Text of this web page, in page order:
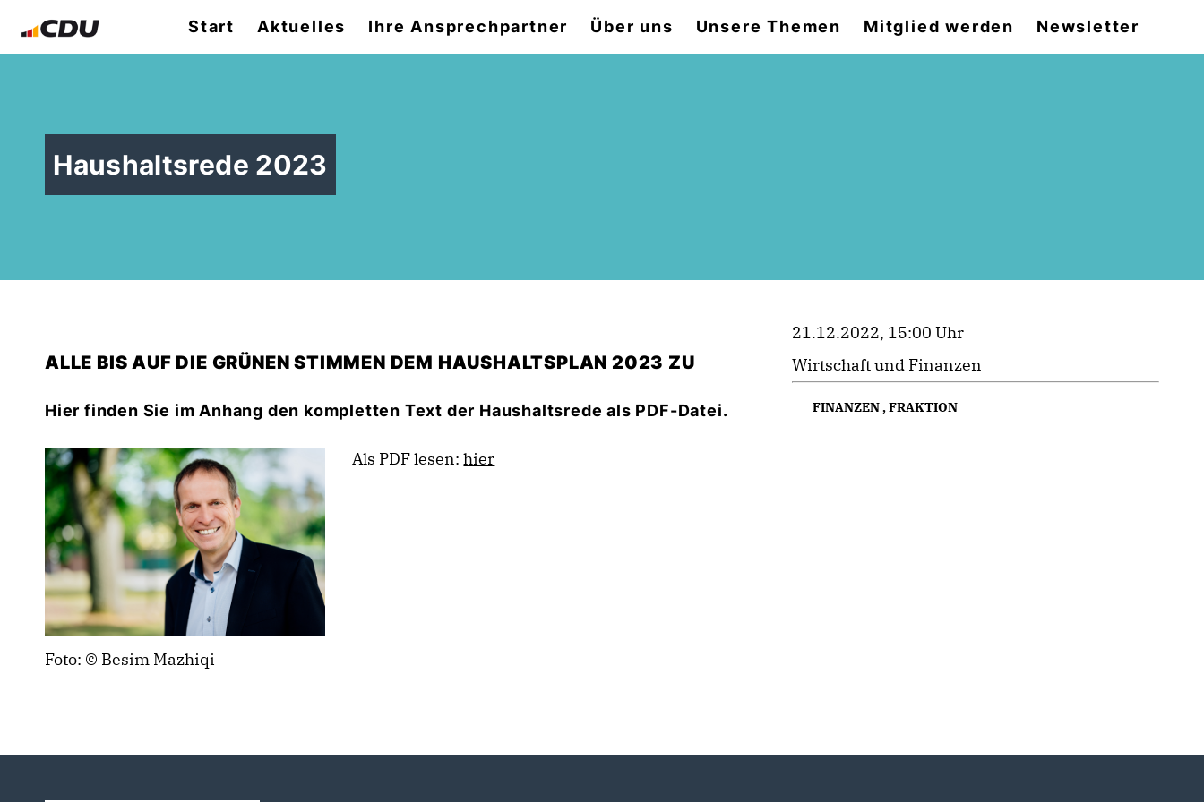
Start Aktuelles Ihre Ansprechpartner Über uns Unsere Themen Mitglied werden Newsletter
Haushaltsrede 2023
ALLE BIS AUF DIE GRÜNEN STIMMEN DEM HAUSHALTSPLAN 2023 ZU
Hier finden Sie im Anhang den kompletten Text der Haushaltsrede als PDF-Datei.
Foto: © Besim Mazhiqi
Als PDF lesen:hier
21.12.2022, 15:00 Uhr
Wirtschaft und Finanzen
FINANZEN,FRAKTION